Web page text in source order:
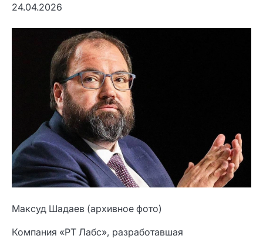
24.04.2026
Максуд Шадаев (архивное фото)
Компания «РТ Лабс», разработавшая